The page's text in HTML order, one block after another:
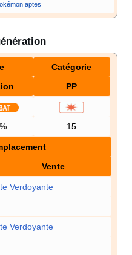
aptes
Catégorie
PP
% 15
Vente
Verdoyante
—
Verdoyante
—